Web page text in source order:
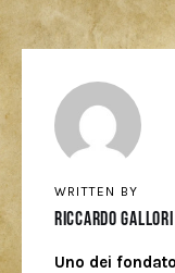
WRITTEN BY
Riccardo Gallori
Uno dei